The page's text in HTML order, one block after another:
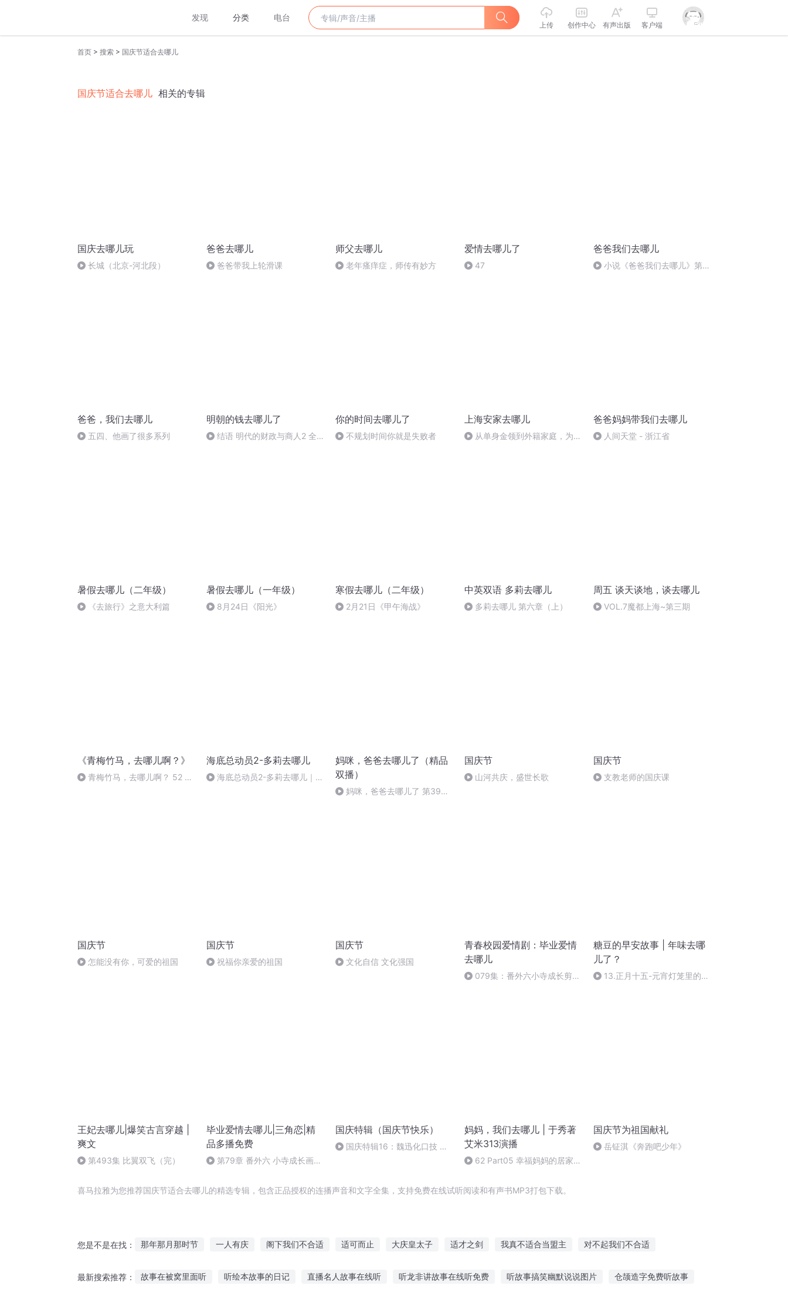
发现 分类 电台
上传 创作中心 有声出版 客户端
首页 > 搜索 > 国庆节适合去哪儿
国庆节适合去哪儿 相关的专辑
国庆去哪儿玩
长城（北京-河北段）
爸爸去哪儿
爸爸带我上轮滑课
师父去哪儿
老年瘙痒症，师传有妙方
爱情去哪儿了
47
爸爸我们去哪儿
小说《爸爸我们去哪儿》第九
爸爸，我们去哪儿
五四、他画了很多系列
明朝的钱去哪儿了
结语 明代的财政与商人2 全
你的时间去哪儿了
不规划时间你就是失败者
上海安家去哪儿
从单身金领到外籍家庭，为什
爸爸妈妈带我们去哪儿
人间天堂 - 浙江省
暑假去哪儿（二年级）
《去旅行》之意大利篇
暑假去哪儿（一年级）
8月24日《阳光》
寒假去哪儿（二年级）
2月21日《甲午海战》
中英双语 多莉去哪儿
多莉去哪儿 第六章（上）
周五 谈天谈地，谈去哪儿
VOL.7魔都上海~第三期
《青梅竹马，去哪儿啊？》
青梅竹马，去哪儿啊？ 52 大
海底总动员2-多莉去哪儿
海底总动员2-多莉去哪儿｜第
妈咪，爸爸去哪儿了（精品
双播）
妈咪，爸爸去哪儿了 第390
国庆节
山河共庆，盛世长歌
国庆节
支教老师的国庆课
国庆节
怎能没有你，可爱的祖国
国庆节
祝福你亲爱的祖国
国庆节
文化自信 文化强国
青春校园爱情剧：毕业爱情
去哪儿
079集：番外六小寺成长剪辑
糖豆的早安故事 | 年味去哪
儿了？
13.正月十五-元宵灯笼里的开
王妃去哪儿|爆笑古言穿越 |
爽文
第493集 比翼双飞（完）
毕业爱情去哪儿|三角恋|精
品多播免费
第79章 番外六 小寺成长画面
国庆特辑（国庆节快乐）
国庆特辑16：魏迅化口技 二
妈妈，我们去哪儿 | 于秀著
艾米313演播
62 Part05 幸福妈妈的居家生
划2（完）
国庆节为祖国献礼
岳钲淇《奔跑吧少年》
喜马拉雅为您推荐国庆节适合去哪儿的精选专辑，包含正品授权的连播声音和文字全集，支持免费在线试听阅读和有声书MP3打包下载。
您是不是在找： 那年那月那时节 一人有庆 阁下我们不合适 适可而止 大庆皇太子 适才之剑 我真不适合当盟主 对不起我们不合适
最新搜索推荐： 故事在被窝里面听 听绘本故事的日记 直播名人故事在线听 听龙非讲故事在线听免费 听故事搞笑幽默说说图片 仓颉造字免费听故事